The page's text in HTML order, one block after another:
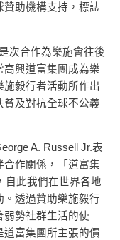
助機構支持，標誌
次合作為樂施會往後
高興道富集團成為樂
毅行者活動所作出
貧及對抗全球不公義
A. Russell Jr.表
作關係，「道富集
自此我們在世界各地
。透過贊助樂施毅行
弱勢社群生活的使
富集團所主張的價